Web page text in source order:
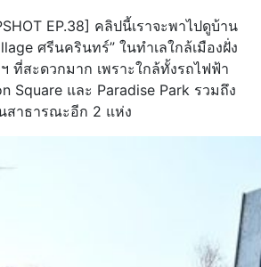
EP.38] คลิปนี้เราจะพาไปดูบ้าน
ศรีนครินทร์” ในทำเลใกล้เมืองฝั่ง
ที่สะดวกมาก เพราะใกล้ทั้งรถไฟฟ้า
Square และ Paradise Park รวมถึง
สาธารณะอีก 2 แห่ง